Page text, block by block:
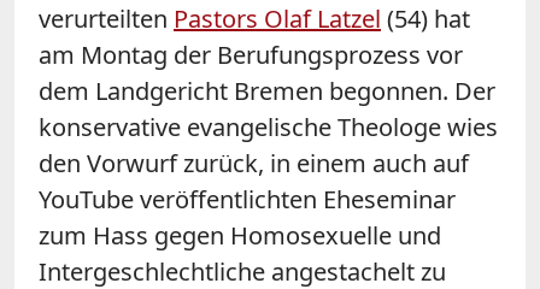
verurteilten Pastors Olaf Latzel (54) hat
am Montag der Berufungsprozess vor
dem Landgericht Bremen begonnen. Der
konservative evangelische Theologe wies
den Vorwurf zurück, in einem auch auf
YouTube veröffentlichten Eheseminar
zum Hass gegen Homosexuelle und
Intergeschlechtliche angestachelt zu